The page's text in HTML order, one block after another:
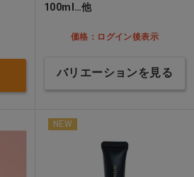
100ml…他
価格：ログイン後表示
バリエーションを見る
NEW